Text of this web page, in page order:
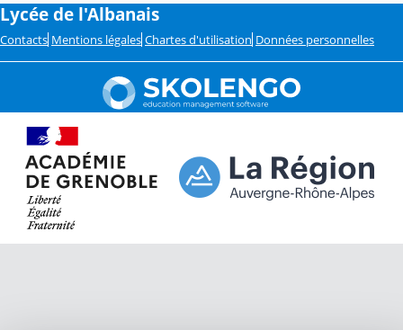
Lycée de l'Albanais
Contacts Mentions légales Chartes d'utilisation Données personnelles